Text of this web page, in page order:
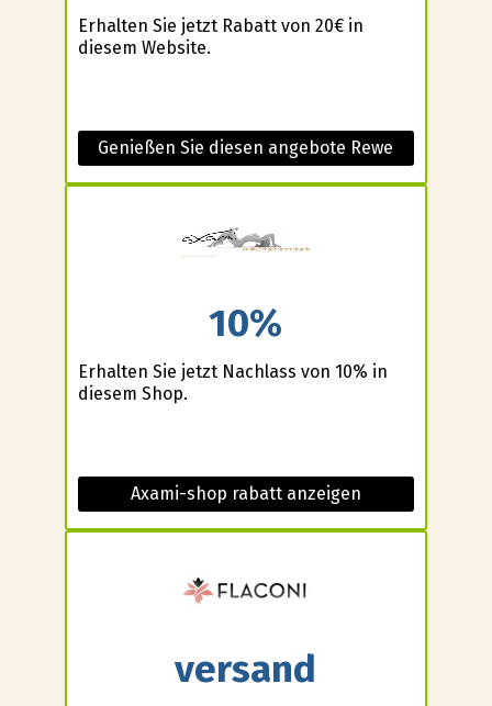
Erhalten Sie jetzt Rabatt von 20€ in
diesem Website.
Genießen Sie diesen angebote Rewe
10%
Erhalten Sie jetzt Nachlass von 10% in
diesem Shop.
Axami-shop rabatt anzeigen
versand